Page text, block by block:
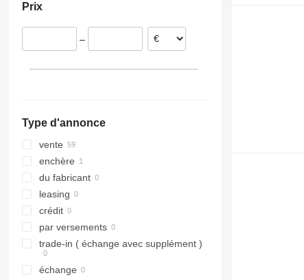
Prix
–
Type d'annonce
vente
enchère
du fabricant
leasing
crédit
par versements
trade-in ( échange avec supplément )
échange